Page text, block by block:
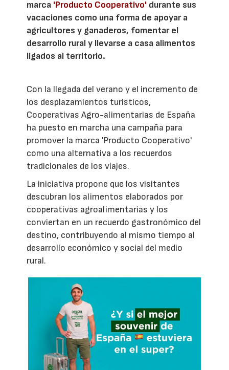
marca 'Producto Cooperativo' durante sus
vacaciones como una forma de apoyar a
agricultores y ganaderos, fomentar el
desarrollo rural y llevarse a casa alimentos
ligados al territorio.
Con la llegada del verano y el incremento de
los desplazamientos turísticos,
Cooperativas Agro-alimentarias de España
ha puesto en marcha una campaña para
promover la marca 'Producto Cooperativo'
como una alternativa a los recuerdos
tradicionales de los viajes.
La iniciativa propone que los visitantes
descubran los alimentos elaborados por
cooperativas agroalimentarias y los
conviertan en un recuerdo gastronómico del
destino, contribuyendo al mismo tiempo al
desarrollo económico y social del medio
rural.